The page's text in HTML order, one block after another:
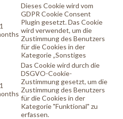
Dieses Cookie wird vom
GDPR Cookie Consent
Plugin gesetzt. Das Cookie
wird verwendet, um die
Zustimmung des Benutzers
für die Cookies in der
Kategorie „Sonstiges
Das Cookie wird durch die
DSGVO-Cookie-
Zustimmung gesetzt, um die
Zustimmung des Benutzers
für die Cookies in der
Kategorie "Funktional" zu
erfassen.